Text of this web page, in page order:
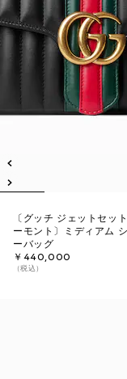
〔グッチ ジェットセッ
ーモント〕ミディアム
ーバッグ
￥440,000
（税込）